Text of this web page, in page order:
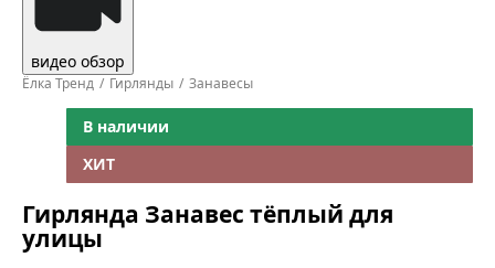
видео обзор
Ёлка Тренд Гирлянды Занавесы
В наличии
ХИТ
Гирлянда Занавес тёплый для
улицы